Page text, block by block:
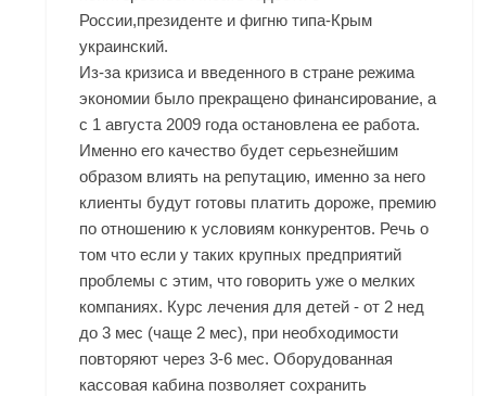
России,президенте и фигню типа-Крым
украинский.
Из-за кризиса и введенного в стране режима
экономии было прекращено финансирование, а
с 1 августа 2009 года остановлена ее работа.
Именно его качество будет серьезнейшим
образом влиять на репутацию, именно за него
клиенты будут готовы платить дороже, премию
по отношению к условиям конкурентов. Речь о
том что если у таких крупных предприятий
проблемы с этим, что говорить уже о мелких
компаниях. Курс лечения для детей - от 2 нед
до 3 мес (чаще 2 мес), при необходимости
повторяют через 3-6 мес. Оборудованная
кассовая кабина позволяет сохранить